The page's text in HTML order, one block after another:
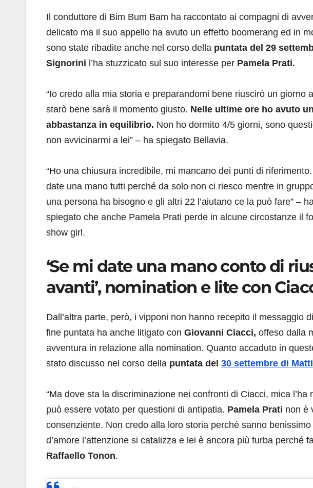
Il conduttore di Bim Bum Bam ha raccontato ai compagni di
delicato ma il suo appello ha avuto un effetto boomerang ed in
sono state ribadite anche nel corso della puntata del 29
Signorini l’ha stuzzicato sul suo interesse per Pamela Prati.
“Io credo alla mia storia e preparandomi bene riuscirò un giorno
starò bene sarà il momento giusto. Nelle ultime ore ho avuto
abbastanza in equilibrio. Non ho dormito 4/5 giorni, sono
non avvicinarmi a lei” – ha spiegato Bellavia.
“Ho una chiusura incredibile, mi mancano dei punti di
date una mano tutti perché da solo non ci riesco mentre in
una persona ha bisogno e gli altri 22 l’aiutano ce la può fare” –
spiegato che anche Pamela Prati perde in alcune circostanze il
show girl.
‘Se mi date una mano conto di
avanti’, nomination e lite con
Dall’altra parte, però, i vipponi non hanno recepito il messaggio
fine puntata ha anche litigato con Giovanni Ciacci, offeso dalla
avventura in relazione alla nomination. Quanto accaduto in
stato discusso nel corso della puntata del 30 settembre di
“Ma dove sta la discriminazione nei confronti di Ciacci, mica l’ha
può essere votato per questioni di antipatia. Pamela Prati non è
consenziente. Non credo alla loro storia perché sanno
d’amore l’attenzione si catalizza e lei è ancora più furba perché
Raffaello Tonon.